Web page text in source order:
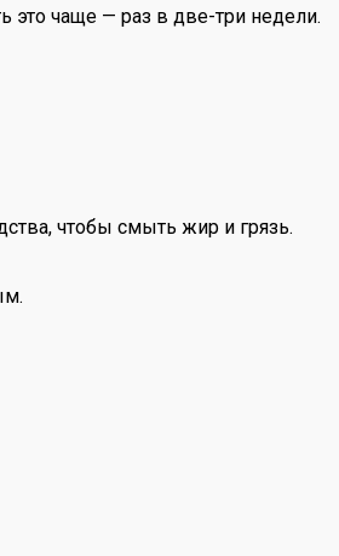
чаще — раз в две-три недели.
чтобы смыть жир и грязь.